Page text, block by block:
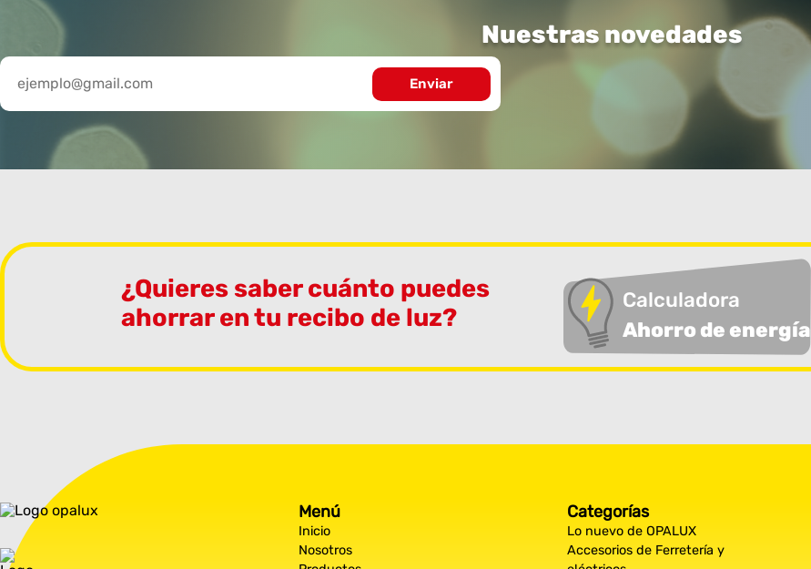
Nuestras novedades
¿Quieres saber cuánto puedes
ahorrar en tu recibo de luz?
Calculadora
Ahorro de energía
Menú
Inicio
Nosotros
Categorías
Lo nuevo de OPALUX
Accesorios de Ferretería y